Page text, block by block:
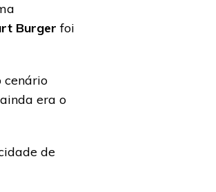
Burger foi
cenário
era o
de